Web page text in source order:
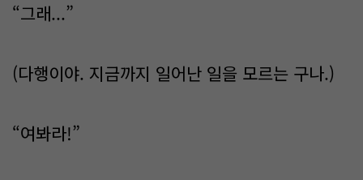
“그래...”
(다행이야. 지금까지 일어난 일을 모르는 구나.)
“여봐라!”